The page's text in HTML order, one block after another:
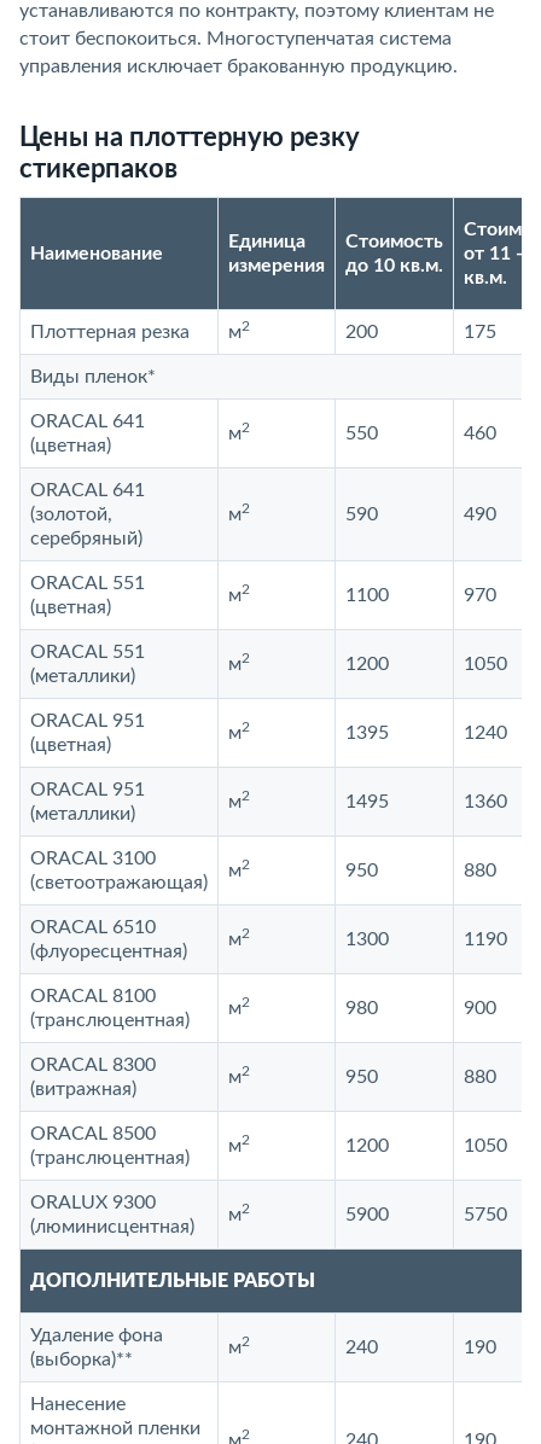
устанавливаются по контракту, поэтому клиентам не
стоит беспокоиться. Многоступенчатая система
управления исключает бракованную продукцию.
Цены на плоттерную резку
стикерпаков
Наименование
Единица
измерения
Стоимость
до 10 кв.м.
от 11 -
кв.м.
Плоттерная резка м2 200 175
Виды пленок*
ORACAL 641
(цветная)
м2 550 460
ORACAL 641
(золотой,
серебряный)
м2 590 490
ORACAL 551
(цветная)
м2 1100 970
ORACAL 551
(металлики)
м2 1200 1050
ORACAL 951
(цветная)
м2 1395 1240
ORACAL 951
(металлики)
м2 1495 1360
ORACAL 3100
(светоотражающая)
м2 950 880
ORACAL 6510
(флуоресцентная)
м2 1300 1190
ORACAL 8100
(транслюцентная)
м2 980 900
ORACAL 8300
(витражная)
м2 950 880
ORACAL 8500
(транслюцентная)
м2 1200 1050
ORALUX 9300
(люминисцентная)
м2 5900 5750
ДОПОЛНИТЕЛЬНЫЕ РАБОТЫ
Удаление фона
(выборка)**
м2 240 190
Нанесение
монтажной пленки
2